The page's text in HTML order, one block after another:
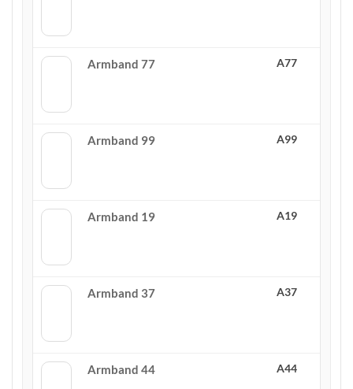
Armband 77 A77
Armband 99 A99
Armband 19 A19
Armband 37 A37
Armband 44 A44